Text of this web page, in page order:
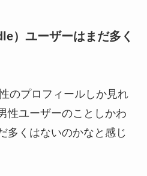
）ユーザーはまだ多く
のプロフィールしか見れ
性ユーザーのことしかわ
多くはないのかなと感じ